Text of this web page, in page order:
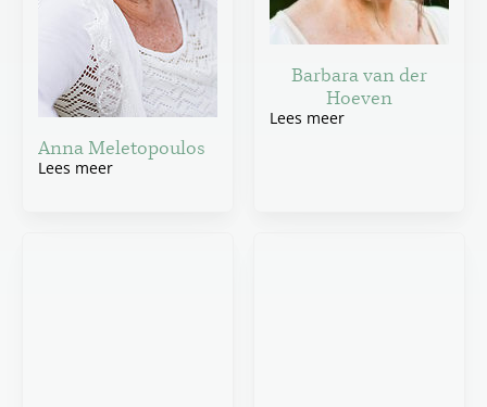
Anna Meletopoulos
Lees meer
Barbara van der
Hoeven
Lees meer